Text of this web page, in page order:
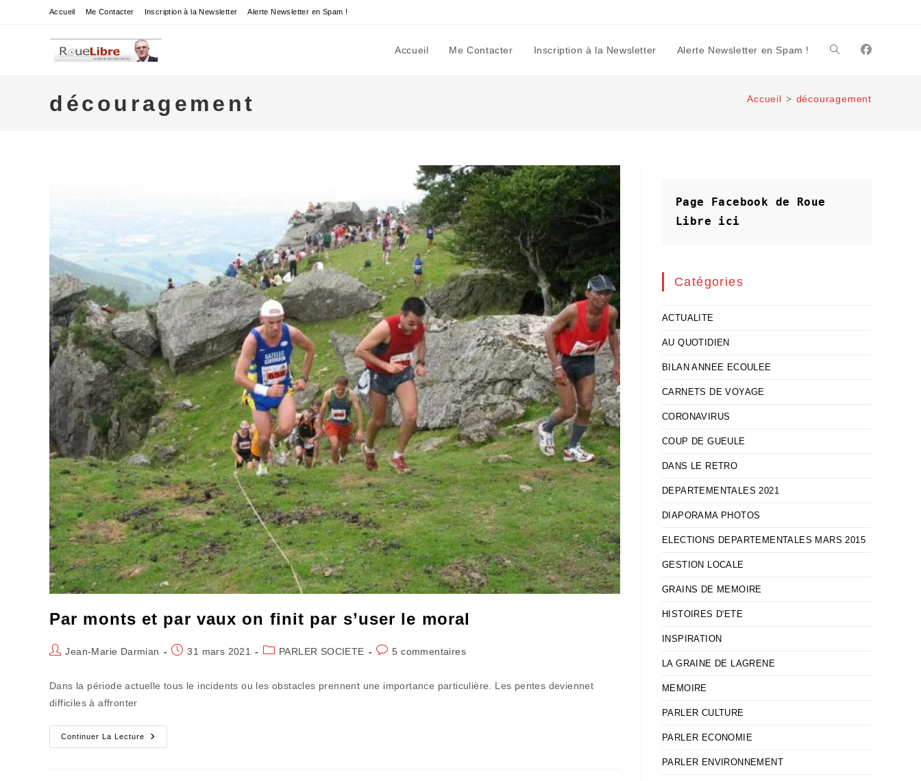
Accueil Me Contacter Inscription à la Newsletter Alerte Newsletter en Spam !
Accueil Me Contacter Inscription à la Newsletter Alerte Newsletter en Spam ! Toggle
website
découragement Accueil > découragement
Par monts et par vaux on finit par s’user le moral
Auteur/autrice
publication :
Jean-Marie Darmian
Publication
31 mars 2021
PostPARLER SOCIETE
Commentaires
publication :
5 commentaires
Dans la période actuelle tous le incidents ou les obstacles prennent une importance particulière. Les pentes deviennet
difficiles à affronter
Continuer La Lecture
Par
Monts
Page Facebook de Roue
Libre
ici
Catégories
ACTUALITE
AU QUOTIDIEN
BILAN ANNEE ECOULEE
CARNETS DE VOYAGE
CORONAVIRUS
COUP DE GUEULE
DANS LE RETRO
DEPARTEMENTALES 2021
DIAPORAMA PHOTOS
ELECTIONS DEPARTEMENTALES MARS 2015
GESTION LOCALE
GRAINS DE MEMOIRE
HISTOIRES D'ETE
INSPIRATION
LA GRAINE DE LAGRENE
MEMOIRE
PARLER CULTURE
PARLER ECONOMIE
PARLER ENVIRONNEMENT